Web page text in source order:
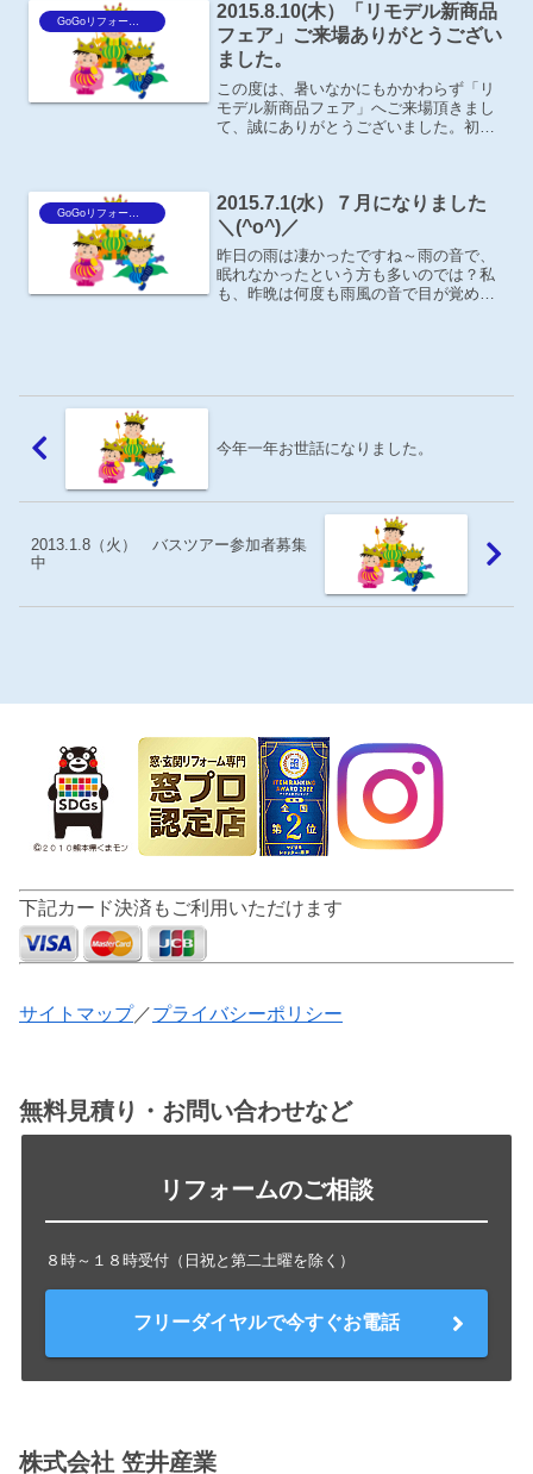
困りの事がござい...
GoGoリフォーム王Blog
2015.8.10(木）「リモデル新商品
フェア」ご来場ありがとうござい
ました。
この度は、暑いなかにもかかわらず「リ
モデル新商品フェア」へご来場頂きまし
て、誠にありがとうございました。初日
かったです･･･ショール...
GoGoリフォーム王Blog
2015.7.1(水）７月になりました
＼(^o^)／
昨日の雨は凄かったですね～雨の音で、
眠れなかったという方も多いのでは？私
も、昨晩は何度も雨風の音で目が覚めま
今年一年お世話になりました。
2013.1.8（火） バスツアー参加者募集
中
下記カード決済もご利用いただけます
サイトマップ／プライバシーポリシー
無料見積り・お問い合わせなど
リフォームのご相談
８時～１８時受付（日祝と第二土曜を除く）
フリーダイヤルで今すぐお電話
株式会社 笠井産業